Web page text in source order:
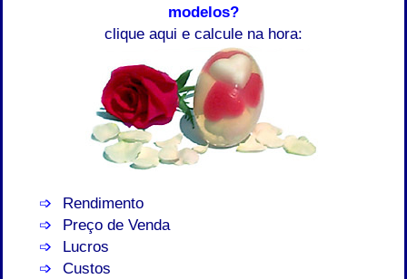
modelos?
clique aqui e calcule na hora:
Rendimento
Preço de Venda
Lucros
Custos